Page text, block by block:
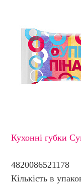
Кухонні губки
4820086521178
Кількість в